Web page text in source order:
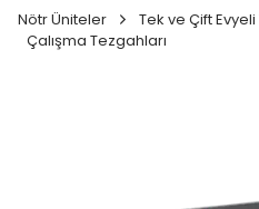
Nötr Üniteler Tek ve Çift
Çalışma Tezgahları